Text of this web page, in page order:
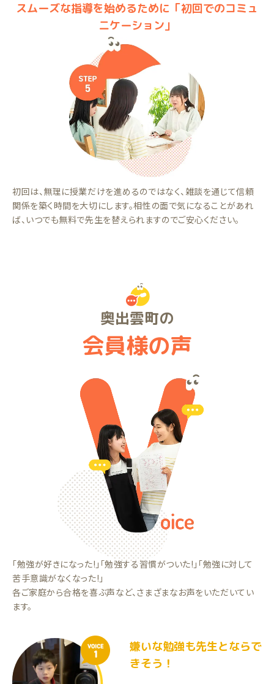
スムーズな指導を始めるために「初回でのコミュ
ニケーション」
初回は、無理に授業だけを進めるのではなく、雑談を通じて信頼
関係を築く時間を大切にします。相性の面で気になることがあれ
ば、いつでも無料で先生を替えられますのでご安心ください。
奥出雲町の
会員様の声
「勉強が好きになった!」「勉強する習慣がついた!」「勉強に対して
苦手意識がなくなった!」
各ご家庭から合格を喜ぶ声など、さまざまなお声をいただいてい
ます。
VOICE
1
嫌いな勉強も先生とならで
きそう！